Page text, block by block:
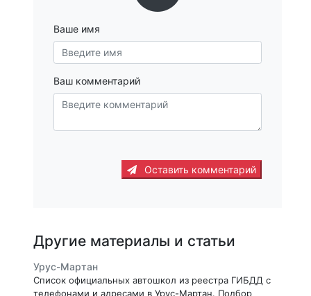
Ваше имя
Ваш комментарий
Оставить комментарий
Другие материалы и статьи
Урус-Мартан
Список официальных автошкол из реестра ГИБДД с
телефонами и адресами в Урус-Мартан. Подбор